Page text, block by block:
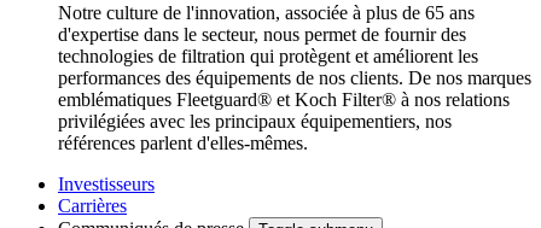
Notre culture de l'innovation, associée à plus de 65 ans
d'expertise dans le secteur, nous permet de fournir des
technologies de filtration qui protègent et améliorent les
performances des équipements de nos clients. De nos marques
emblématiques Fleetguard® et Koch Filter® à nos relations
privilégiées avec les principaux équipementiers, nos
références parlent d'elles-mêmes.
Investisseurs
Carrières